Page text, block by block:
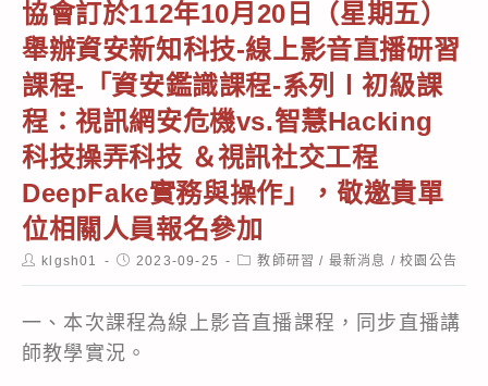
協會訂於112年10月20日（星期五）
舉辦資安新知科技-線上影音直播研習
課程-「資安鑑識課程-系列Ⅰ初級課
程：視訊網安危機vs.智慧Hacking
科技操弄科技 ＆視訊社交工程
DeepFake實務與操作」，敬邀貴單
位相關人員報名參加
Postklgsh01
Post2023-09-25
Post教師研習 / 最新消息 / 校園公告
一、本次課程為線上影音直播課程，同步直播講
師教學實況。